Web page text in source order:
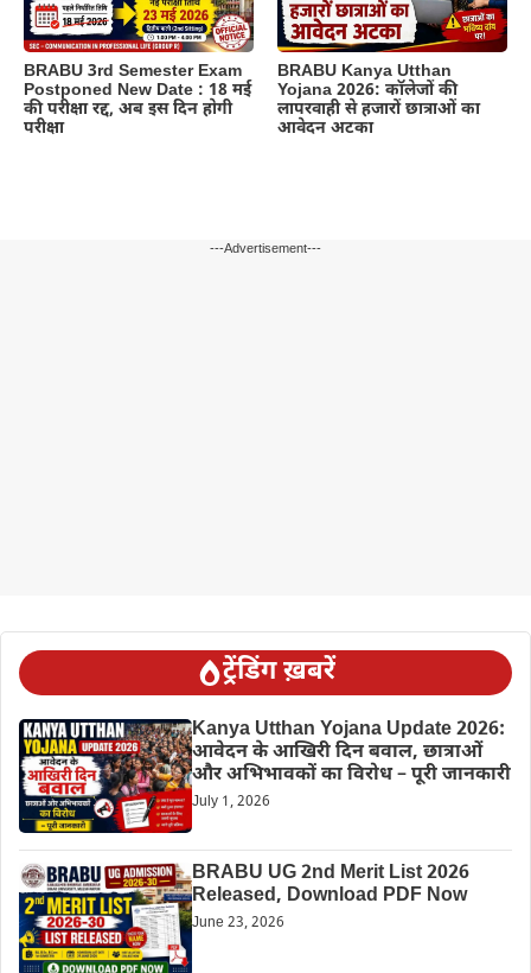
BRABU 3rd Semester Exam
Postponed New Date : 18 मई
की परीक्षा रद्द, अब इस दिन होगी
परीक्षा
BRABU Kanya Utthan
Yojana 2026: कॉलेजों की
लापरवाही से हजारों छात्राओं का
आवेदन अटका
---Advertisement---
ट्रेंडिंग ख़बरें
Kanya Utthan Yojana Update 2026:
आवेदन के आखिरी दिन बवाल, छात्राओं
और अभिभावकों का विरोध – पूरी जानकारी
July 1, 2026
BRABU UG 2nd Merit List 2026
Released, Download PDF Now
June 23, 2026